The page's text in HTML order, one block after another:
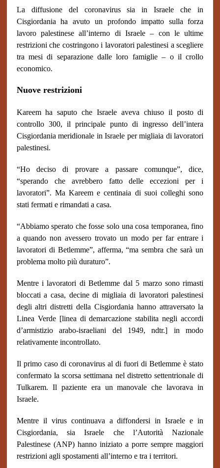
La diffusione del coronavirus sia in Israele che in
Cisgiordania ha avuto un profondo impatto sulla forza
lavoro palestinese all’interno di Israele – con le ultime
restrizioni che costringono i lavoratori palestinesi a scegliere
tra mesi di separazione dalle loro famiglie – o il crollo
economico.
Nuove restrizioni
Kareem ha saputo che Israele aveva chiuso il posto di
controllo 300, il principale punto di ingresso dell’intera
Cisgiordania meridionale in Israele per migliaia di lavoratori
palestinesi.
“Ho deciso di provare a passare comunque”, dice,
“sperando che avrebbero fatto delle eccezioni per i
lavoratori”. Ma Kareem e centinaia di suoi colleghi sono
stati fermati e rimandati a casa.
“Abbiamo sperato che fosse solo una cosa temporanea, fino
a quando non avessero trovato un modo per far entrare i
lavoratori di Betlemme”, afferma, “ma sembra che sarà un
problema molto più duraturo”.
Mentre i lavoratori di Betlemme dal 5 marzo sono rimasti
bloccati a casa, decine di migliaia di lavoratori palestinesi
degli altri distretti della Cisgiordania hanno attraversato la
Linea Verde [linea di demarcazione stabilita negli accordi
d’armistizio arabo-israeliani del 1949, ndtr.] in modo
relativamente incontrollato.
Il primo caso di coronavirus al di fuori di Betlemme è stato
confermato la scorsa settimana nel distretto settentrionale di
Tulkarem. Il paziente era un manovale che lavorava in
Israele.
Mentre il virus continuava a diffondersi in Israele e in
Cisgiordania, sia Israele che l’Autorità Nazionale
Palestinese (ANP) hanno iniziato a porre sempre maggiori
restrizioni agli spostamenti all’interno e tra i territori.